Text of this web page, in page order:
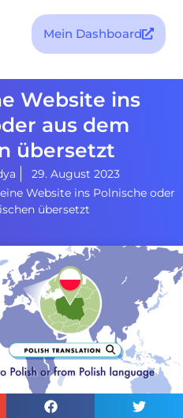
Mein Dashboard
Website ins
aus dem
übersetzt
29. August 2023
Website ins Polnische oder
übersetzt